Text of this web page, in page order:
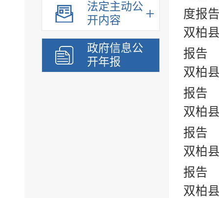
法定主动公
开内容
政府信息公
开年报
度报
双柏
报告
双柏
报告
双柏
报告
双柏
报告
双柏